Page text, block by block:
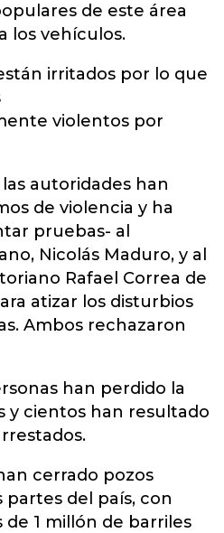
de este área
los vehículos.
irritados por lo que
violentos por
autoridades han
de violencia y ha
pruebas- al
Nicolás Maduro, y al
Rafael Correa de
atizar los disturbios
Ambos rechazaron
han perdido la
y cientos han resultado
cerrado pozos
del país, con
1 millón de barriles